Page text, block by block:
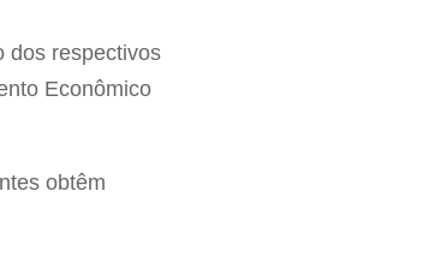
dos respectivos
Econômico
obtêm